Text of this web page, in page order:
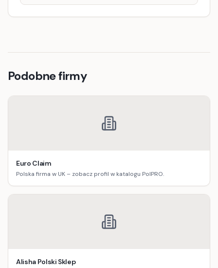
Podobne firmy
Euro Claim
Polska firma w UK – zobacz profil w katalogu PolPRO.
Alisha Polski Sklep